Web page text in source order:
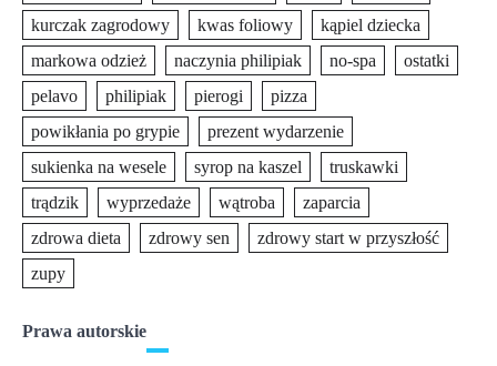
kurczak zagrodowy
kwas foliowy
kąpiel dziecka
markowa odzież
naczynia philipiak no-spa
ostatki
pelavo
philipiak pierogi
pizza
powikłania po grypie
prezent wydarzenie
sukienka na wesele
syrop na kaszel
truskawki
trądzik
wyprzedaże wątroba
zaparcia
zdrowa dieta
zdrowy sen
zdrowy start w przyszłość
zupy
Prawa autorskie